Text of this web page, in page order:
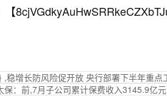
【
,稳增长防风险促开放 央行部署下半年重点
保：前,7月子公司累计保费收入3145.9亿元